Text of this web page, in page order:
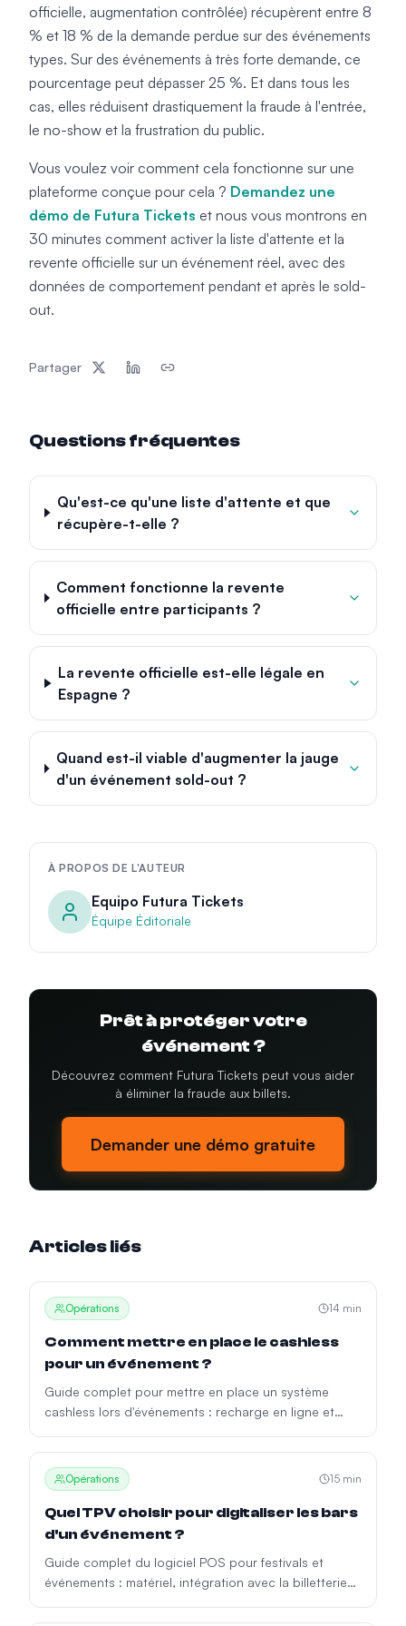
officielle, augmentation contrôlée) récupèrent entre 8
% et 18 % de la demande perdue sur des événements
types. Sur des événements à très forte demande, ce
pourcentage peut dépasser 25 %. Et dans tous les
cas, elles réduisent drastiquement la fraude à l'entrée,
le no-show et la frustration du public.
Vous voulez voir comment cela fonctionne sur une
plateforme conçue pour cela ? Demandez une
démo de Futura Tickets et nous vous montrons en
30 minutes comment activer la liste d'attente et la
revente officielle sur un événement réel, avec des
données de comportement pendant et après le sold-
out.
Partager
Questions fréquentes
Qu'est-ce qu'une liste d'attente et que
récupère-t-elle ?
Comment fonctionne la revente
officielle entre participants ?
La revente officielle est-elle légale en
Espagne ?
Quand est-il viable d'augmenter la jauge
d'un événement sold-out ?
À PROPOS DE L'AUTEUR
Equipo Futura Tickets
Équipe Éditoriale
Prêt à protéger votre
événement ?
Découvrez comment Futura Tickets peut vous aider
à éliminer la fraude aux billets.
Demander une démo gratuite
Articles liés
Opérations 14 min
Comment mettre en place le cashless
pour un événement ?
Guide complet pour mettre en place un système
cashless lors d'événements : recharge en ligne et
financière et erreurs fréquentes.
Opérations 15 min
Quel TPV choisir pour digitaliser les bars
d'un événement ?
Guide complet du logiciel POS pour festivals et
événements : matériel, intégration avec la billetterie
choisir le bon système.